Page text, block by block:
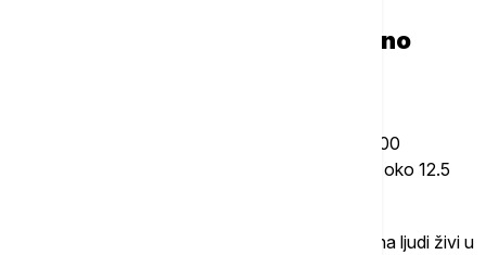
Na pogrešnom mestu, u pogrešno
"ekonomskom zonom", i tada je imao oko 60.000
stanovnika. Danas, u ovom gradu zvanično živi oko 12.5
Prema nekim procenama, između tri i četiri miliona ljudi živi u